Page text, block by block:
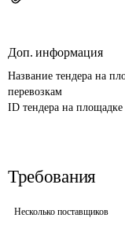
Доп. информация
Название тендера на
перевозкам
ID тендера на площадке
Требования
Несколько поставщиков